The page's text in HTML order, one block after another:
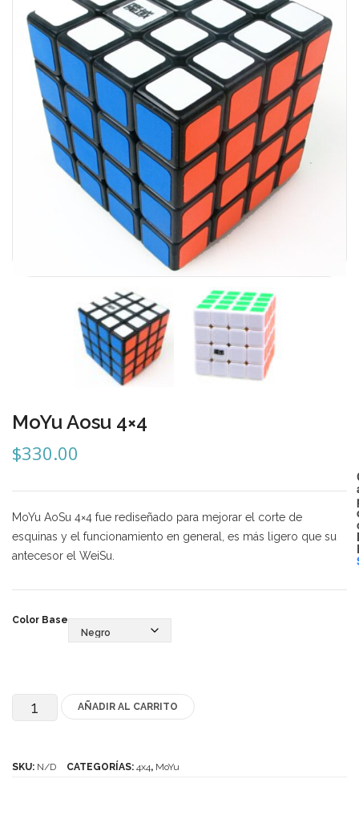
DaYan
DianSheng
FangShi
Fidget Cube
MoHuanShoSu
Okamoto
QJ
Quick Finger
Very Puzzle
Cyclone Boy’s
Gan’s
GuoGuan
MoFangJiaoShi
MoYu Aosu 4×4
$330.00
MoYu AoSu 4×4 fue rediseñado para mejorar el corte de
esquinas y el funcionamiento en general, es más ligero que su
antecesor el WeiSu.
Color Base
MoYu AÑADIR AL CARRITO
SKU: N/D CATEGORÍAS: 4x4, MoYu